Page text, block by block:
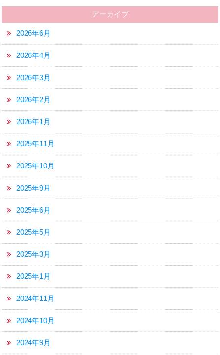
アーカイブ
2026年6月
2026年4月
2026年3月
2026年2月
2026年1月
2025年11月
2025年10月
2025年9月
2025年6月
2025年5月
2025年3月
2025年1月
2024年11月
2024年10月
2024年9月